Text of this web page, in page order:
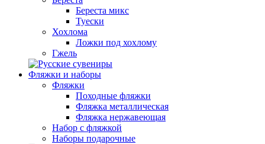
Береста микс
Туески
Хохлома
Ложки под хохлому
Гжель
Фляжки и наборы
Фляжки
Походные фляжки
Фляжка металлическая
Фляжка нержавеющая
Набор с фляжкой
Наборы подарочные